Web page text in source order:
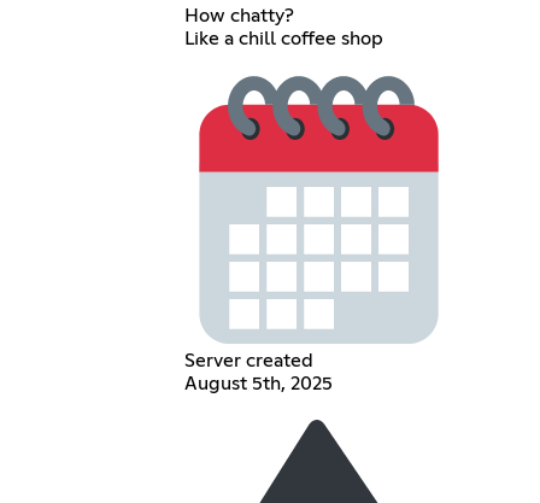
How chatty?
Like a chill coffee shop
Server created
August 5th, 2025